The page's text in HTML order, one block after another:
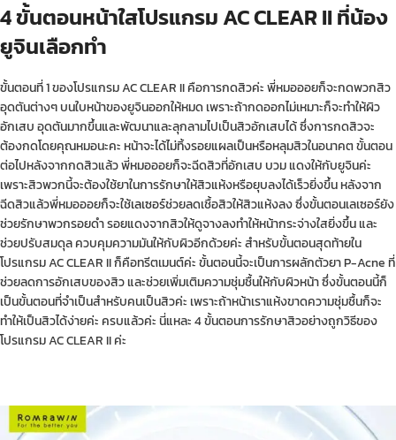
4 ขั้นตอนหน้าใสโปรแกรม AC CLEAR II ที่น้อง
ยูจินเลือกทำ
ขั้นตอนที่ 1 ของโปรแกรม AC CLEAR II คือการกดสิวค่ะ พี่หมอออยก็จะกดพวกสิว
อุดตันต่างๆ บนใบหน้าของยูจินออกให้หมด เพราะถ้ากดออกไม่เหมาะก็จะทำให้ผิว
อักเสบ อุดตันมากขึ้นและพัฒนาและลุกลามไปเป็นสิวอักเสบได้ ซึ่งการกดสิวจะ
ต้องกดโดยคุณหมอนะคะ หน้าจะได้ไม่ทิ้งรอยแผลเป็นหรือหลุมสิวในอนาคต ขั้นตอน
ต่อไปหลังจากกดสิวแล้ว พี่หมอออยก็จะฉีดสิวที่อักเสบ บวม แดงให้กับยูจินค่ะ
เพราะสิวพวกนี้จะต้องใช้ยาในการรักษาให้สิวแห้งหรือยุบลงได้เร็วยิ่งขึ้น หลังจาก
ฉีดสิวแล้วพี่หมอออยก็จะใช้เลเซอร์ช่วยลดเชื้อสิวให้สิวแห้งลง ซึ่งขั้นตอนเลเซอร์ยัง
ช่วยรักษาพวกรอยดำ รอยแดงจากสิวให้ดูจางลงทำให้หน้ากระจ่างใสยิ่งขึ้น และ
ช่วยปรับสมดุล ควบคุมความมันให้กับผิวอีกด้วยค่ะ สำหรับขั้นตอนสุดท้ายใน
โปรแกรม AC CLEAR II ก็คือทรีตเมนต์ค่ะ ขั้นตอนนี้จะเป็นการผลักตัวยา P-Acne ที่
ช่วยลดการอักเสบของสิว และช่วยเพิ่มเติมความชุ่มชื้นให้กับผิวหน้า ซึ่งขั้นตอนนี้ก็
เป็นขั้นตอนที่จำเป็นสำหรับคนเป็นสิวค่ะ เพราะถ้าหน้าเราแห้งขาดความชุ่มชื้นก็จะ
ทำให้เป็นสิวได้ง่ายค่ะ ครบแล้วค่ะ นี่แหละ 4 ขั้นตอนการรักษาสิวอย่างถูกวิธีของ
โปรแกรม AC CLEAR II ค่ะ